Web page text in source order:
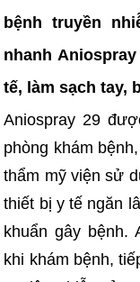
bệnh truyền
nhanh
tế, làm sạch tay,
Aniospray 29
phòng khám
thẩm mỹ viện sử
thiết bị y tế ngăn
khuẩn gây bệnh.
khi khám bệnh,